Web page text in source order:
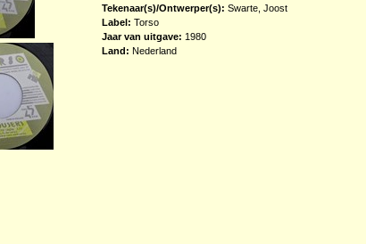
Tekenaar(s)/Ontwerper(s): Swarte, Joost
Label: Torso
Jaar van uitgave: 1980
Land: Nederland